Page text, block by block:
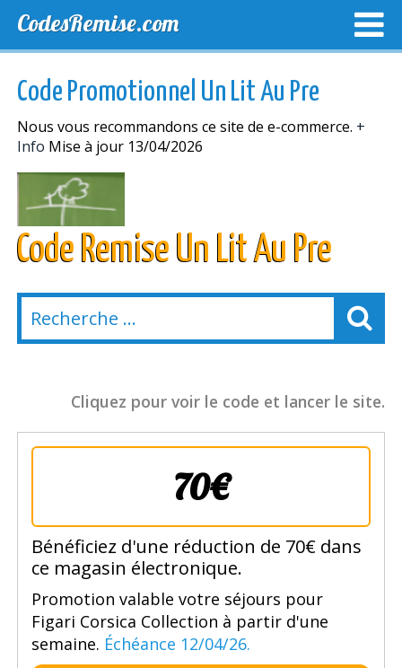
CodesRemise.com
NOUVELLES MAGASINS
Code Promotionnel Un Lit Au Pre
Nous vous recommandons ce site de e-commerce. +
Info Mise à jour 13/04/2026
Code Remise Un Lit Au Pre
Cliquez pour voir le code et lancer le site.
70€
Bénéficiez d'une réduction de 70€ dans
ce magasin électronique.
Promotion valable votre séjours pour
Figari Corsica Collection à partir d'une
semaine. Échéance 12/04/26.